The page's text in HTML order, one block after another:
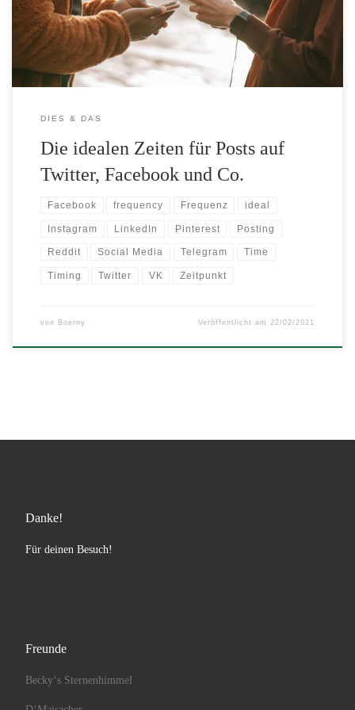
DIES & DAS
Die idealen Zeiten für Posts auf
Twitter, Facebook und Co.
Facebook frequency Frequenz ideal
Instagram LinkedIn Pinterest Posting
Reddit Social Media Telegram Time
Timing Twitter VK Zeitpunkt
von Boerny Veröffentlicht am 22/02/2021
Danke!
Für deinen Besuch!
Freunde
Becky‘s Sternenhimmel